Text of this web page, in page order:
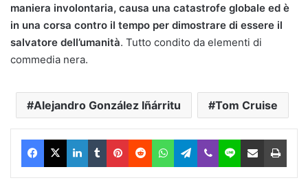
maniera involontaria, causa una catastrofe globale ed è
in una corsa contro il tempo per dimostrare di essere il
salvatore dell’umanità. Tutto condito da elementi di
commedia nera.
Alejandro González Iñárritu Tom Cruise
Facebook
X LinkedIn
TumblrPinterest
RedditWhatsAppTelegram
ViberLine Condividi via Email